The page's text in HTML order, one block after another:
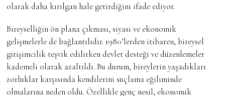
olarak daha kırılgan hale getirdiğini ifade ediyor.
Bireyselliğin ön plana çıkması, siyasi ve ekonomik
gelişmelerle de bağlantılıdır. 1980’lerden itibaren, bireysel
girişimcilik teşvik edilirken devlet desteği ve düzenlemeler
kademeli olarak azaltıldı. Bu durum, bireylerin yaşadıkları
zorluklar karşısında kendilerini suçlama eğiliminde
olmalarına neden oldu. Özellikle genç nesil, ekonomik